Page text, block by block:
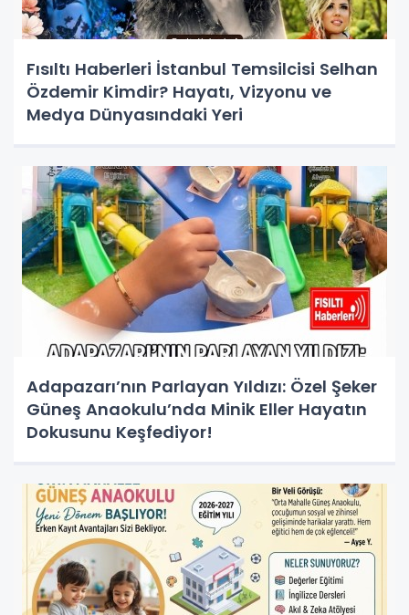
Fısıltı Haberleri İstanbul Temsilcisi Selhan
Özdemir Kimdir? Hayatı, Vizyonu ve
Medya Dünyasındaki Yeri
Adapazarı’nın Parlayan Yıldızı: Özel Şeker
Güneş Anaokulu’nda Minik Eller Hayatın
Dokusunu Keşfediyor!